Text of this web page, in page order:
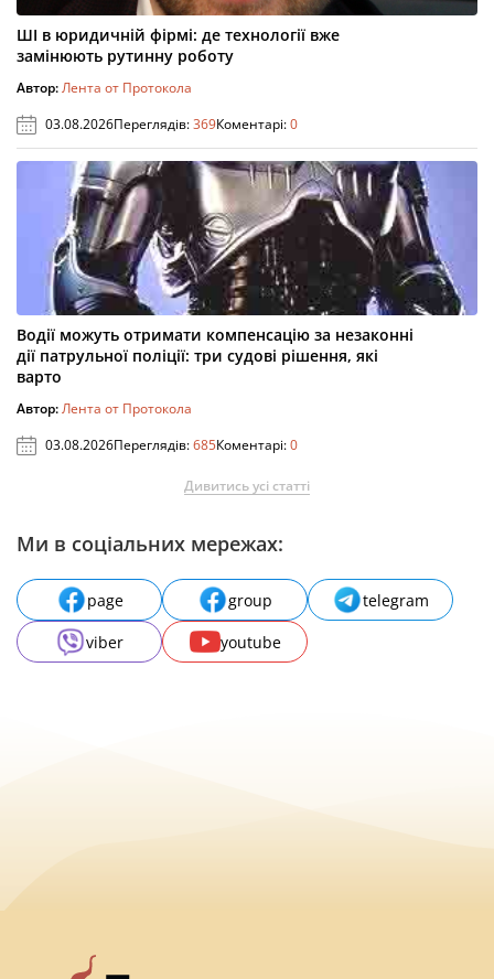
ШІ в юридичній фірмі: де технології вже
замінюють рутинну роботу
Автор:Лента от Протокола
03.08.2026Переглядів:369Коментарі:0
Водії можуть отримати компенсацію за незаконні
дії патрульної поліції: три судові рішення, які
варто
Автор:Лента от Протокола
03.08.2026Переглядів:685Коментарі:0
Дивитись усі статті
Ми в соціальних мережах:
page group
telegram
viber
youtube